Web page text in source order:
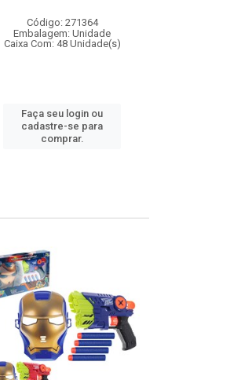
Código: 271364
Embalagem: Unidade
Caixa Com: 48 Unidade(s)
Faça seu login ou
cadastre-se para
comprar.